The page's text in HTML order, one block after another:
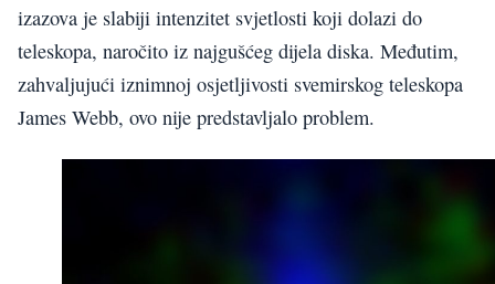
izazova je slabiji intenzitet svjetlosti koji dolazi do
teleskopa, naročito iz najgušćeg dijela diska. Međutim,
zahvaljujući iznimnoj osjetljivosti svemirskog teleskopa
James Webb, ovo nije predstavljalo problem.